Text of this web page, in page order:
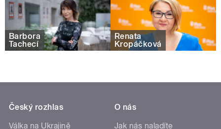
Barbora
Tachecí
Renata
Kropáčková
Český rozhlas
Válka na Ukrajině
O nás
Jak nás naladíte